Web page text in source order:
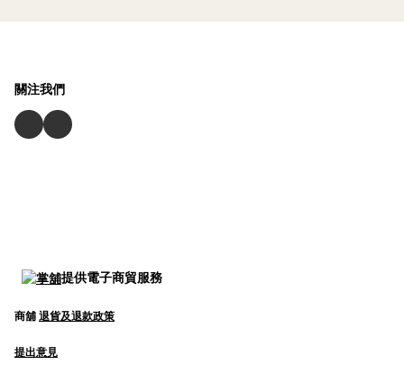
關注我們
提供電子商貿服務
商舖 退貨及退款政策
提出意見